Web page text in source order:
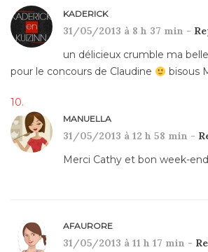
KADERICK
31/05/2013 à 8 h 37 min -
un délicieux crumble ma
pour le concours de Claudine
bisous
MANUELLA
31/05/2013 à 12 h 58 min -
Merci Cathy et bon week-
AFAURORE
31/05/2013 à 11 h 17 min -